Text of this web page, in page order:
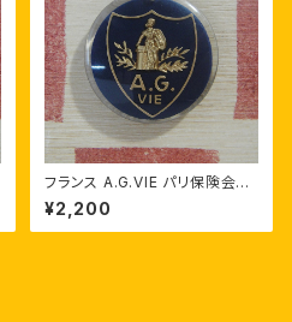
フランス A.G.VIE パリ保険会社
広告ノベルティ ブルボンキーホ
ルダー
¥2,200